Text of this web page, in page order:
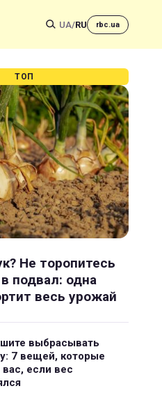
UA/RU rbc.ua
ТОП
Не торопитесь
подвал: одна
весь урожай
выбрасывать
7 вещей, которые
вас, если вес